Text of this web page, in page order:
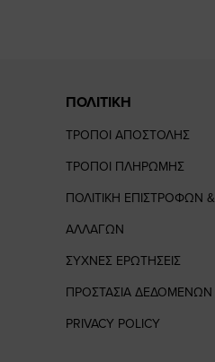
ΠΟΛΙΤΙΚΗ
ΤΡΟΠΟΙ ΑΠΟΣΤΟΛΗΣ
ΤΡΟΠΟΙ ΠΛΗΡΩΜΗΣ
ΠΟΛΙΤΙΚΗ ΕΠΙΣΤΡΟΦΩΝ &
ΑΛΛΑΓΩΝ
ΣΥΧΝΕΣ ΕΡΩΤΗΣΕΙΣ
ΠΡΟΣΤΑΣΙΑ ΔΕΔΟΜΕΝΩΝ
PRIVACY POLICY